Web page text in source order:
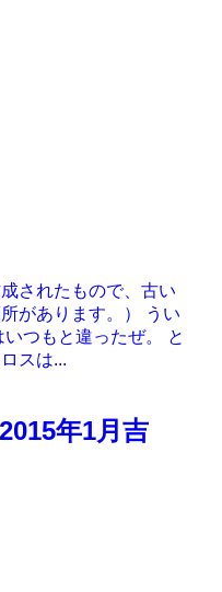
されたもので、古い
があります。） うい
つもと違ったぜ。 と
スは...
年1月吉